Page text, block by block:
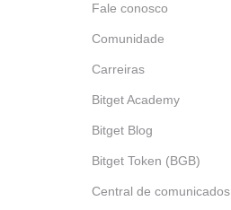
Fale conosco
Comunidade
Carreiras
Bitget Academy
Bitget Blog
Bitget Token (BGB)
Central de comunicados